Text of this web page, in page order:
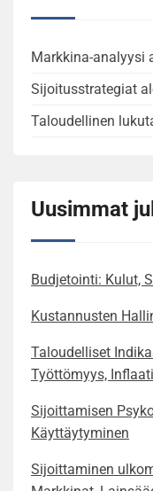
Markkina-analyysi
Sijoitusstrategiat
Taloudellinen
Uusimmat
Budjetointi: Kulut,
Kustannusten
Taloudelliset
Työttömyys,
Sijoittamisen
Käyttäytyminen
Sijoittaminen